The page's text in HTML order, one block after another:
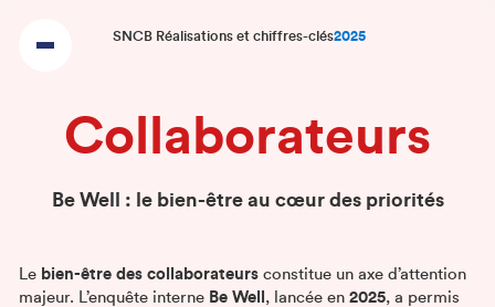
SNCB Réalisations et chiffres-clés2025
Collaborateurs
Be Well : le bien-être au cœur des priorités
Le bien-être des collaborateurs constitue un axe d’attention
majeur. L’enquête interne Be Well , lancée en 2025, a permis